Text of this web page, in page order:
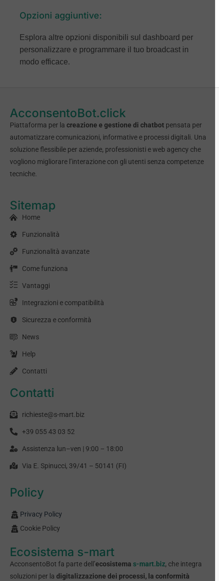
Opzioni aggiuntive:
Esplora altre opzioni disponibili sul dashboard per
personalizzare e programmare il tuo broadcast in
modo efficace.
AcconsentoBot.click
Piattaforma per la creazione e gestione di chatbot pensata per
automatizzare comunicazioni, informative e processi digitali. Una
soluzione flessibile per aziende, professionisti e web agency che
vogliono migliorare l’interazione con gli utenti senza competenze
tecniche.
Sitemap
Home
Funzionalità
Funzionalità avanzate
Come funziona
Vantaggi
Integrazioni e compatibilità
Sicurezza e conformità
News
Help
Contatti
Contatti
richieste@s-mart.biz
+39 055 43 03 52
Assistenza lun–ven | 9:00 – 18:00
Via E. Spinucci, 39/41 – 50141 (FI)
Policy
Privacy Policy
Cookie Policy
Ecosistema s-mart
AcconsentoBot fa parte dell’ecosistema s-mart.biz, che integra
soluzioni per la digitalizzazione dei processi, la conformità